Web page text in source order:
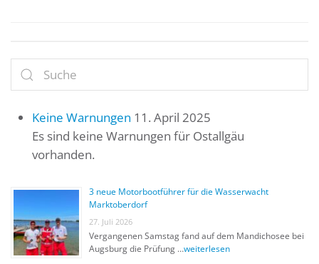
Keine Warnungen 11. April 2025
Es sind keine Warnungen für Ostallgäu
vorhanden.
3 neue Motorbootführer für die Wasserwacht
Marktoberdorf
27. Juli 2026
Vergangenen Samstag fand auf dem Mandichosee bei
Augsburg die Prüfung …weiterlesen